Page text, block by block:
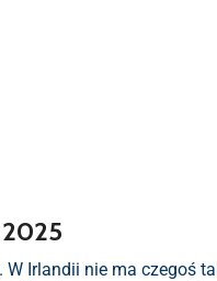
Irlandii nie ma czegoś